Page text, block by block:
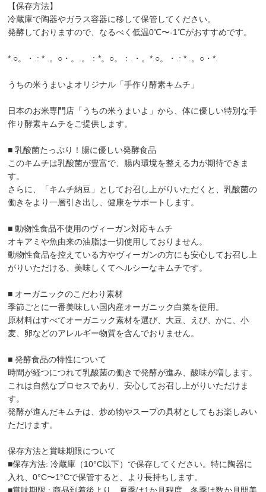
【保存方法】
冷蔵庫で陶器やガラス容器に移して保管してください。
発酵しておりますので、なるべく低温0℃〜-1℃がおすすめです。
*.○。・.: * .。○・。.。：*。○。：.・。*.○。・.: * .。○・*.
うちの米うまいよオリジナル「手作り酵素キムチ」
日本のお米専門店「うちの米うまいよ」から、体に優しい特別な手
作り酵素キムチをご提供します。
■ 乳酸菌たっぷり！腸に優しい発酵食品
このキムチは乳酸菌が豊富で、腸内環境を整える力が期待できま
す。
さらに、「キムチ納豆」としてお召し上がりいただくと、乳酸菌の
働きをより一層引き出し、健康をサポートします。
■ 動物性食品不使用のヴィーガン対応キムチ
オキアミや魚由来の油脂は一切使用しておりません。
動物性食品を控えている方やヴィーガンの方にも安心してお召し上
がりいただける、美味しくてヘルシーなキムチです。
■ オーガニックのこだわり素材
季節ごとに一番美味しい国内産オーガニック白菜を使用。
原材料はすべてオーガニック素材を選び、大豆、えび、かに、小
麦、卵などのアレルギー物質を含んでおりません。
■ 発酵食品の特性について
時間が経つにつれて乳酸菌の働きで発酵が進み、酸味が増します。
これは自然なプロセスであり、安心してお召し上がりいただけま
す。
発酵が進んだキムチは、炒め物やスープの具材としてもお楽しみい
ただけます。
保存方法と賞味期限について
■保存方法: 冷蔵庫（10°C以下）で保存してください。特に陶器に
入れ、0°C〜1°Cで保管すると、より長持ちします。
■賞味期限 : 商品到着後より、夏季は1か月程度、冬季は数か月間美